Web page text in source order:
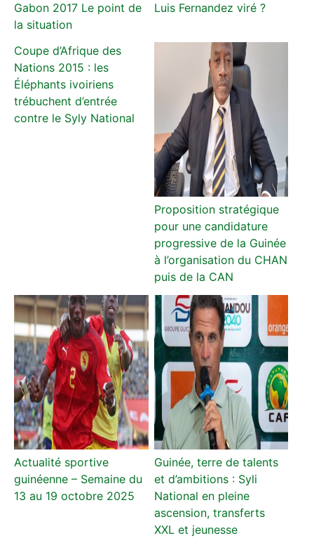
Gabon 2017 Le point de
la situation
Luis Fernandez viré ?
Coupe d’Afrique des
Nations 2015 : les
Éléphants ivoiriens
trébuchent d’entrée
contre le Syly National
Proposition stratégique
pour une candidature
progressive de la Guinée
à l’organisation du CHAN
puis de la CAN
Actualité sportive
guinéenne – Semaine du
13 au 19 octobre 2025
Guinée, terre de talents
et d’ambitions : Syli
National en pleine
ascension, transferts
XXL et jeunesse